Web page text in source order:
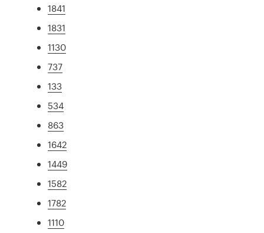
1841
1831
1130
737
133
534
863
1642
1449
1582
1782
1110